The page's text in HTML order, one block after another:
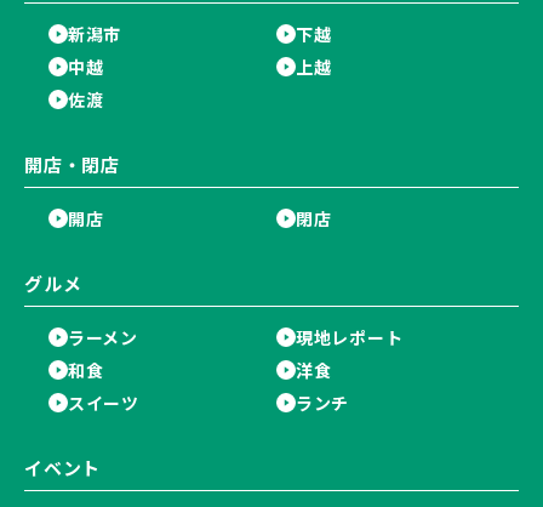
新潟市
下越
中越
上越
佐渡
開店・閉店
開店 閉店
グルメ
ラーメン
現地レポート
和食
洋食
スイーツ
ランチ
イベント